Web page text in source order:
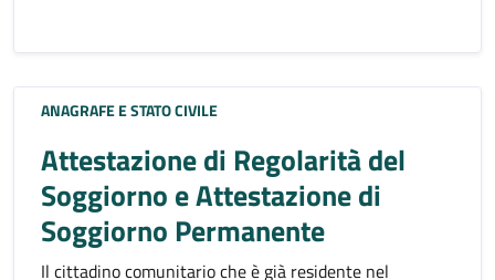
ANAGRAFE E STATO CIVILE
Attestazione di Regolarità del
Soggiorno e Attestazione di
Soggiorno Permanente
Il cittadino comunitario che è già residente nel